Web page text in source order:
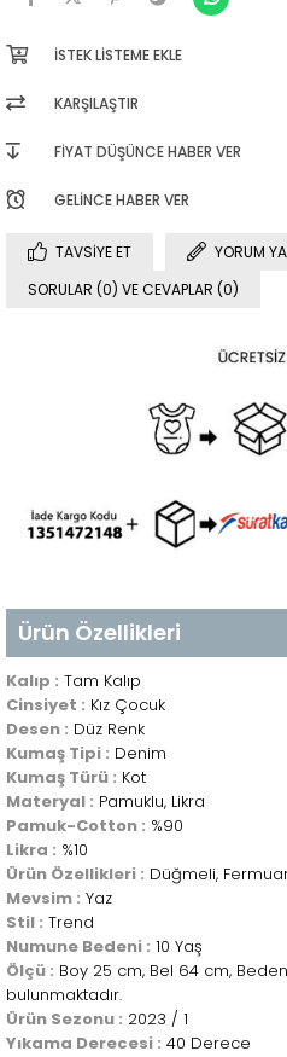
İSTEK LISTEME EKLE
KARŞILAŞTIR
FIYAT DÜŞÜNCE HABER VER
GELINCE HABER VER
TAVSIYE ET
YORUM
SORULAR (0) VE CEVAPLAR (0)
Ürün Özellikleri
Kalıp : Tam Kalıp
Cinsiyet : Kız Çocuk
Desen : Düz Renk
Kumaş Tipi : Denim
Kumaş Türü : Kot
Materyal : Pamuklu, Likra
Pamuk-Cotton : %90
Likra : %10
Ürün Özellikleri : Düğmeli,
Mevsim : Yaz
Stil : Trend
Numune Bedeni : 10 Yaş
Ölçü : Boy 25 cm, Bel 64 cm,
bulunmaktadır.
Ürün Sezonu : 2023 / 1
Yıkama Derecesi : 40 Derece